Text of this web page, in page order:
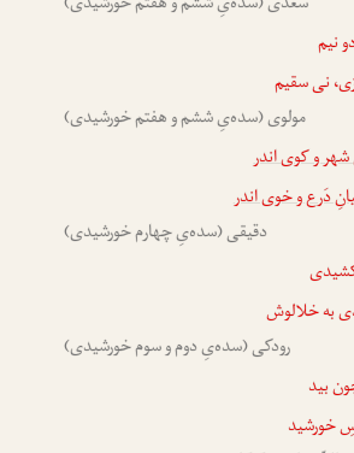
نیم
نی سقیم
مولوی (سده‌یِ ششم و هفتم خورشیدی)
و کوی اندر
دَرع و خوی اندر
دقیقی (سده‌یِ چهارم خورشیدی)
به خلالوش
رودکی (سده‌یِ دوم و سوم خورشیدی)
بید
خورشید